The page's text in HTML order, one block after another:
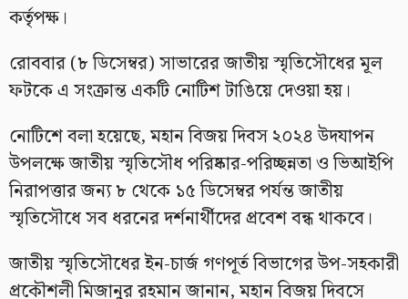
কর্তৃপক্ষ।
রোববার (৮ ডিসেম্বর) সাভারের জাতীয় স্মৃতিসৌধের মূল
ফটকে এ সংক্রান্ত একটি নোটিশ টাঙিয়ে দেওয়া হয়।
নোটিশে বলা হয়েছে, মহান বিজয় দিবস ২০২৪ উদযাপন
উপলক্ষে জাতীয় স্মৃতিসৌধ পরিষ্কার-পরিচ্ছন্নতা ও ভিআইপি
নিরাপত্তার জন্য ৮ থেকে ১৫ ডিসেম্বর পর্যন্ত জাতীয়
স্মৃতিসৌধে সব ধরনের দর্শনার্থীদের প্রবেশ বন্ধ থাকবে।
জাতীয় স্মৃতিসৌধের ইন-চার্জ গণপূর্ত বিভাগের উপ-সহকারী
প্রকৌশলী মিজানুর রহমান জানান, মহান বিজয় দিবসে